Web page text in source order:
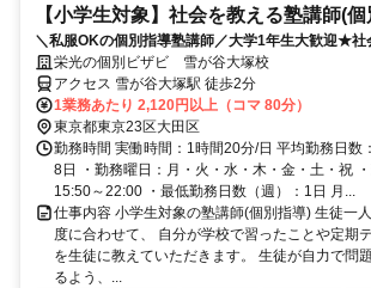
【小学生対象】社会を教える塾講師(
＼私服OKの個別指導塾講師／大学1年生大歓迎★社
導／週1日・80分～OK♪大学生活躍中！
栄光の個別ビザビ 雪が谷大塚校
アクセス 雪が谷大塚駅 徒歩2分
1業務あたり 2,120円以上（コマ 80分）
東京都東京23区大田区
勤務時間 実働時間：1時間20分/日 平均勤務日数
8日 ・勤務曜日：月・火・水・木・金・土・祝
15:50～22:00 ・最低勤務日数（週）：1日 月...
仕事内容 小学生対象の塾講師(個別指導) 生徒一
度に合わせて、 自分が学校で習ったことや定期
を生徒に教えていただきます。 生徒が自力で問
るよう、...